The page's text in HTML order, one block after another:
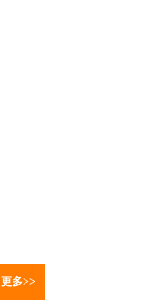
更多>>